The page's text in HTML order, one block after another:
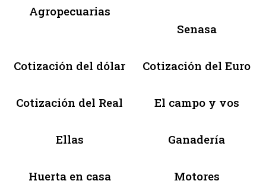
Agropecuarias
Senasa
Cotización del dólar Cotización del Euro
Cotización del Real El campo y vos
Ellas Ganadería
Huerta en casa Motores